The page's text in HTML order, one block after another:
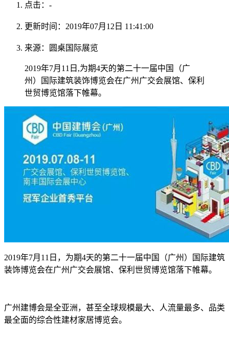
点击： -
更新时间：2019年07月12日 11:41:00
来源：圆桌国际展览
2019年7月11日,为期4天的第二十一届中国（广
州）国际建筑装饰博览会在广州广交会展馆、保利
世贸博览馆落下帷幕。
2019年7月11日，为期4天的第二十一届中国（广州）国际建筑
装饰博览会在广州广交会展馆、保利世贸博览馆落下帷幕。
广州建博会是全亚洲，甚至全球规模最大、人流量最多、品类
最全面的综合性建材家居博览会。